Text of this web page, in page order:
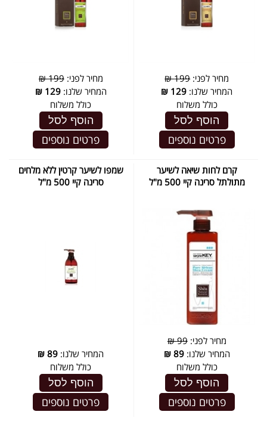
מחיר לפני:199 ₪
המחיר שלנו: 129
₪
כולל משלוח
הוסף לסל
פרטים נוספים
מחיר לפני:199 ₪
המחיר שלנו:129
₪
כולל משלוח
הוסף לסל
פרטים נוספים
קרם לחות שיאה לשיער
מתולתל סרינה קיי 500 מ"ל
מחיר לפני:99 ₪
המחיר שלנו:89
₪
כולל משלוח
הוסף לסל
פרטים נוספים
שמפו לשיער קרטין ללא מלחים
סרינה קיי 500 מ"ל
המחיר שלנו: 89
₪
כולל משלוח
הוסף לסל
פרטים נוספים